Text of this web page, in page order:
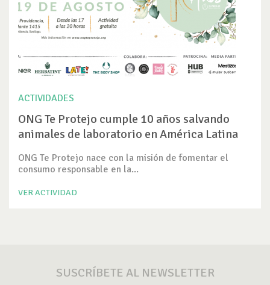
ACTIVIDADES
ONG Te Protejo cumple 10 años salvando
animales de laboratorio en América Latina
ONG Te Protejo nace con la misión de fomentar el
consumo responsable en la...
VER ACTIVIDAD
SUSCRÍBETE AL NEWSLETTER